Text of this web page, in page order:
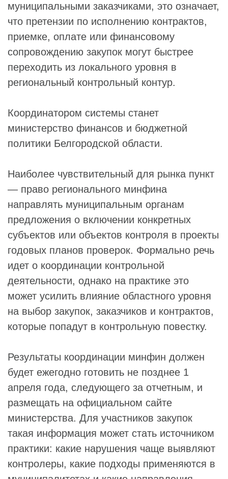
муниципальными заказчиками, это означает,
что претензии по исполнению контрактов,
приемке, оплате или финансовому
сопровождению закупок могут быстрее
переходить из локального уровня в
региональный контрольный контур.
Координатором системы станет
министерство финансов и бюджетной
политики Белгородской области.
Наиболее чувствительный для рынка пункт
— право регионального минфина
направлять муниципальным органам
предложения о включении конкретных
субъектов или объектов контроля в проекты
годовых планов проверок. Формально речь
идет о координации контрольной
деятельности, однако на практике это
может усилить влияние областного уровня
на выбор закупок, заказчиков и контрактов,
которые попадут в контрольную повестку.
Результаты координации минфин должен
будет ежегодно готовить не позднее 1
апреля года, следующего за отчетным, и
размещать на официальном сайте
министерства. Для участников закупок
такая информация может стать источником
практики: какие нарушения чаще выявляют
контролеры, какие подходы применяются в